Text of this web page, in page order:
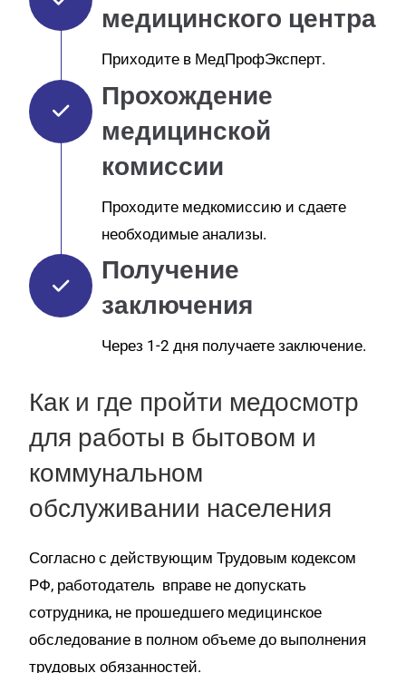
медицинского центра
Приходите в МедПрофЭксперт.
Прохождение
медицинской
комиссии
Проходите медкомиссию и сдаете
необходимые анализы.
Получение
заключения
Через 1-2 дня получаете заключение.
Как и где пройти медосмотр
для работы в бытовом и
коммунальном
обслуживании населения
Согласно с действующим Трудовым кодексом
РФ, работодатель вправе не допускать
сотрудника, не прошедшего медицинское
обследование в полном объеме до выполнения
трудовых обязанностей.